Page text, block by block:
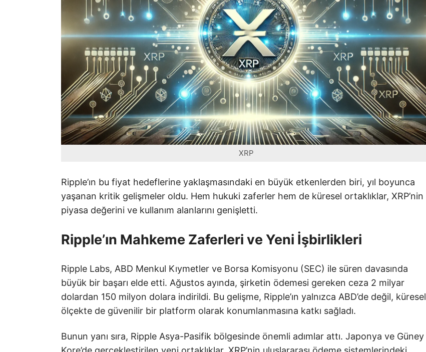
XRP
Ripple’ın bu fiyat hedeflerine yaklaşmasındaki en büyük etkenlerden biri, yıl boyunca
yaşanan kritik gelişmeler oldu. Hem hukuki zaferler hem de küresel ortaklıklar, XRP’nin
piyasa değerini ve kullanım alanlarını genişletti.
Ripple’ın Mahkeme Zaferleri ve Yeni İşbirlikleri
Ripple Labs, ABD Menkul Kıymetler ve Borsa Komisyonu (SEC) ile süren davasında
büyük bir başarı elde etti. Ağustos ayında, şirketin ödemesi gereken ceza 2 milyar
dolardan 150 milyon dolara indirildi. Bu gelişme, Ripple’ın yalnızca ABD’de değil, küresel
ölçekte de güvenilir bir platform olarak konumlanmasına katkı sağladı.
Bunun yanı sıra, Ripple Asya-Pasifik bölgesinde önemli adımlar attı. Japonya ve Güney